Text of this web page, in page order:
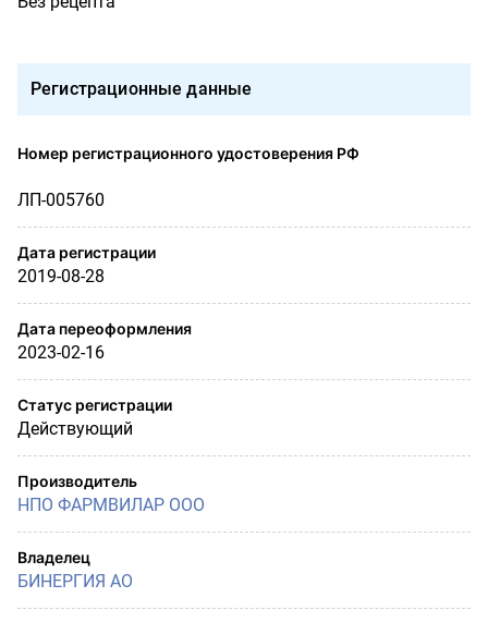
Регистрационные данные
Номер регистрационного удостоверения РФ
ЛП-005760
Дата регистрации
2019-08-28
Дата переоформления
2023-02-16
Статус регистрации
Действующий
Производитель
НПО ФАРМВИЛАР OOО
Владелец
БИНЕРГИЯ АО